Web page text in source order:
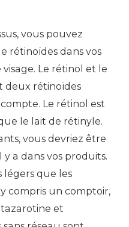
vous pouvez
rétinoïdes dans vos
Le rétinol et le
deux rétinoïdes
Le rétinol est
le lait de rétinyle.
vous devriez être
y a dans vos produits.
légers que les
compris un comptoir,
et